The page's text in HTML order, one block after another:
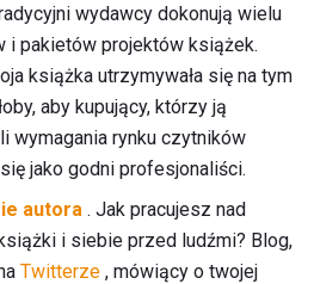
wydawcy dokonują wielu
i pakietów projektów książek.
książka utrzymywała się na tym
aby kupujący, którzy ją
wymagania rynku czytników
jako godni profesjonaliści.
autora . Jak pracujesz nad
i siebie przed ludźmi? Blog,
Twitterze , mówiący o twojej